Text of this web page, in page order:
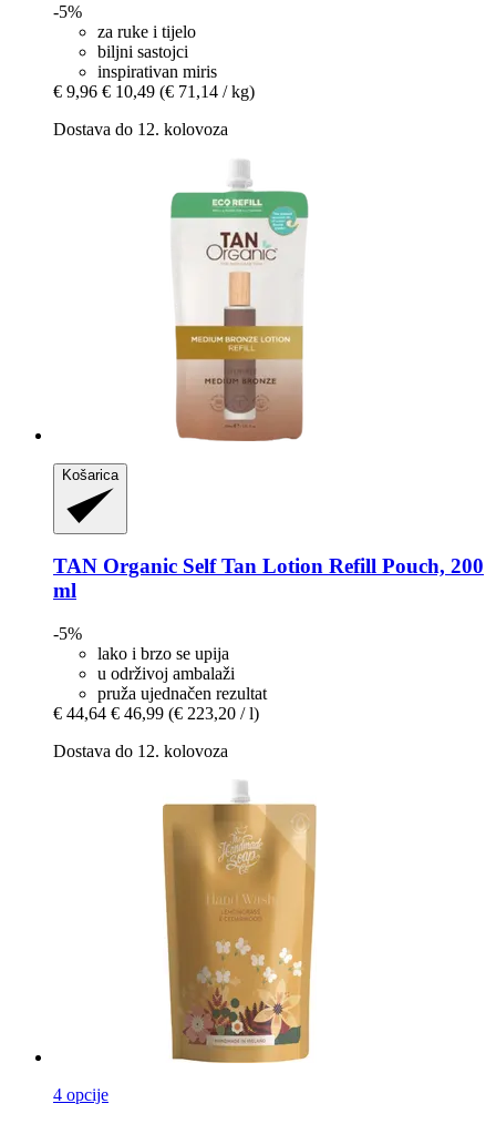
-5%
za ruke i tijelo
biljni sastojci
inspirativan miris
€ 9,96 € 10,49 (€ 71,14 / kg)
Dostava do 12. kolovoza
Košarica
TAN Organic Self Tan Lotion Refill Pouch, 200
ml
-5%
lako i brzo se upija
u održivoj ambalaži
pruža ujednačen rezultat
€ 44,64 € 46,99 (€ 223,20 / l)
Dostava do 12. kolovoza
4 opcije